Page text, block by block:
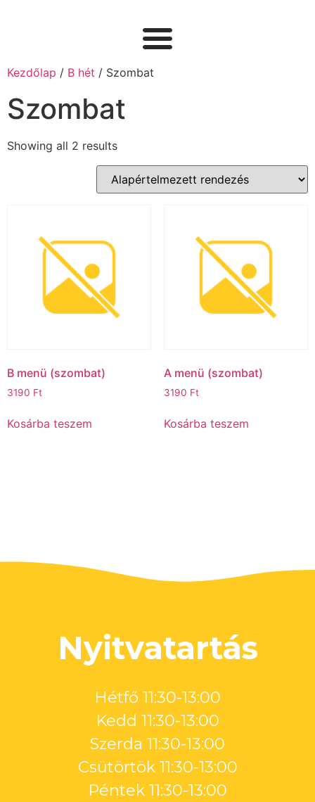
Kezdőlap / B hét / Szombat
Szombat
Showing all 2 results
B menü (szombat)ㅤ
3190 Ft
Kosárba teszem
A menü (szombat)ㅤ
3190 Ft
Kosárba teszem
Nyitvatartás
Hétfő 11:30-13:00
Kedd 11:30-13:00
Szerda 11:30-13:00
Csütörtök 11:30-13:00
Péntek 11:30-13:00